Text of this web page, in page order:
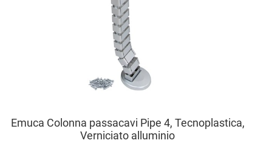
Emuca Colonna passacavi Pipe 4, Tecnoplastica,
Verniciato alluminio